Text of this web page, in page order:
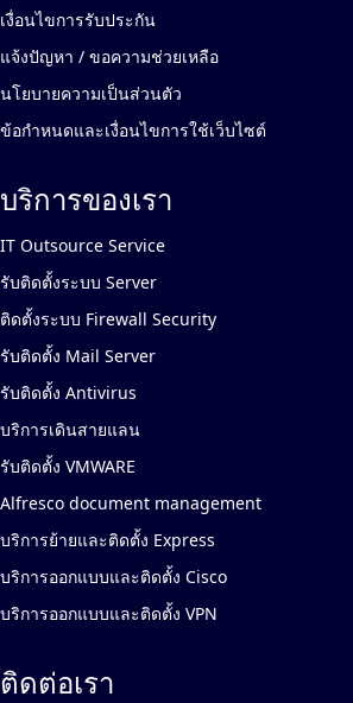
เงื่อนไขการรับประกัน
แจ้งปัญหา / ขอความช่วยเหลือ
นโยบายความเป็นส่วนตัว
ข้อกำหนดและเงื่อนไขการใช้เว็บไซต์
บริการของเรา
IT Outsource Service
รับติดตั้งระบบ Server
ติดตั้งระบบ Firewall Security
รับติดตั้ง Mail Server
รับติดตั้ง Antivirus
บริการเดินสายแลน
รับติดตั้ง VMWARE
Alfresco document management
บริการย้ายและติดตั้ง Express
บริการออกแบบและติดตั้ง Cisco
บริการออกแบบและติดตั้ง VPN
ติดต่อเรา